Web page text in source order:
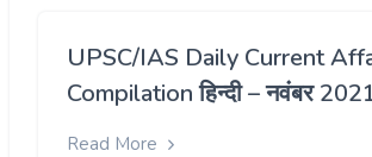
UPSC/IAS Daily Current
Compilation हिन्दी – नवंबर
Read More